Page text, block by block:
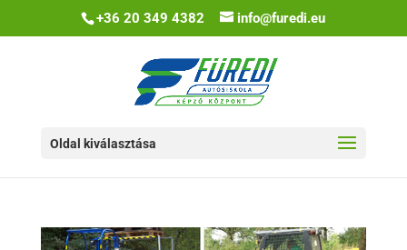
+36 20 349 4382 info@furedi.eu
Oldal kiválasztása